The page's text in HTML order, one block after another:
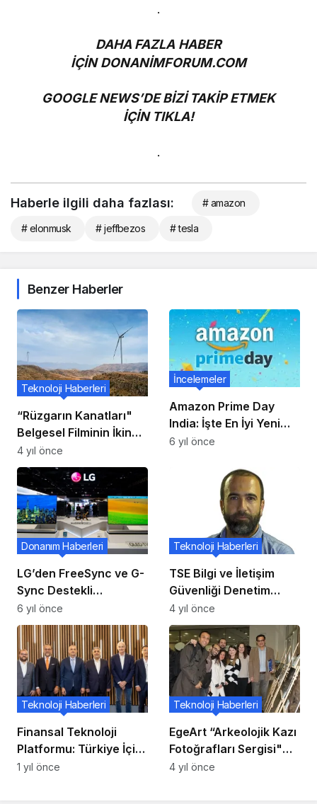
.
DAHA FAZLA HABER
İÇİNDONANİMFORUM.COM
GOOGLE NEWS’DE BİZİ TAKİP ETMEK
İÇİN TIKLA!
.
Haberle ilgili daha fazlası: # amazon
# elonmusk # jeffbezos # tesla
Benzer Haberler
“Rüzgarın Kanatları"
Belgesel Filminin İkinci
Bölümü İzleyiciyle
Buluştu
Teknoloji Haberleri
4 yıl önce
Amazon Prime Day
India: İşte En İyi Yeni
Ürün Lansmanları!
İncelemeler
6 yıl önce
LG’den FreeSync ve G-
Sync Destekli
Televizyon!
Donanım Haberleri
6 yıl önce
TSE Bilgi ve İletişim
Güvenliği Denetim
Yetkisi Adeo’da
Teknoloji Haberleri
4 yıl önce
Finansal Teknoloji
Platformu: Türkiye İçin
Yeni Kesitler
Teknoloji Haberleri
1 yıl önce
EgeArt “Arkeolojik Kazı
Fotoğrafları Sergisi"
açıldı
Teknoloji Haberleri
4 yıl önce